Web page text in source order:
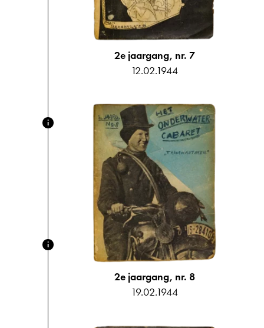
2e jaargang, nr. 7
12.02.1944
2e jaargang, nr. 8
19.02.1944
i
i